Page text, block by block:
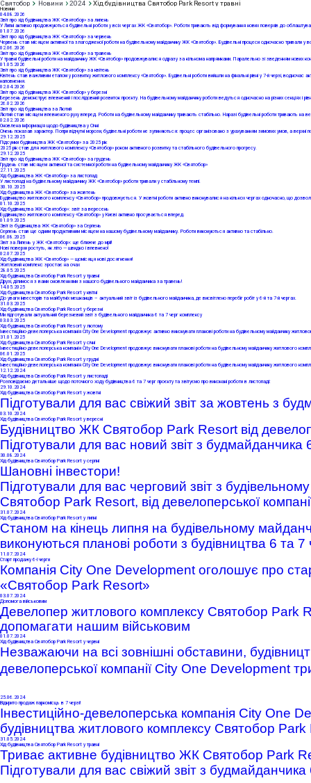
Святобор Новини 2024 Хід будівництва Святобор Park Resort у травні
Новини
04.08.2026
Звіт про хід будівництва ЖК «Святобор» за липень
У Липні активно продовжуються будівельні роботи у всіх чергах ЖК «Святобор». Роботи тривають від формування нових поверхів до
01 .07.2026
Звіт про хід будівництва ЖК «Святобор» за червень
Червень став місяцем активної та злагодженої роботи на будівельному майданчику ЖК «Святобор». Будівельні процеси одночасно тривали у
02.06.2026
Звіт про хід будівництва ЖК «Святобор» за травень
У травні будівельні роботи на майданчику ЖК «Святобор» продовжувалися одразу за кількома напрямками. Паралельно зі зведенням нових
01 .05.2026
Звіт про хід будівництва ЖК «Святобор» за квітень
Квітень став важливим етапом у розвитку житлового комплексу «Святобор». Будівельні роботи вийшли на фінальні рівні у 7-й черзі,
наповнення.
02.04.2026
Звіт про хід будівництва ЖК «Святобор» у березні
Березень демонструє впевнений і послідовний розвиток проєкту. На будівельному майданчику роботи ведуться одночасно на різних секціях і
26.02.2026
Звіт про хід будівництва за Лютий
Лютий став місяцем впевненого руху вперед. Роботи на будівельному майданчику тривають стабільно. Наразі будівельні роботи тривають на
02.02.2026
Оновлена інформація щодо будівництва у Січні
Січень показав характер. Попри відчутні морози, будівельні роботи не зупиняються: процес організовано з урахуванням зимових умов, а
29.12.2025
Підсумки будівництва ЖК «Святобор» за 2025 рік
2025 рік став для житлового комплексу «Святобор» роком активного розвитку та стабільного будівельного прогресу.
29.12.2025
Звіт про хід будівництва ЖК «Святобор» за грудень
Грудень став місяцем активної та системної роботи на будівельному майданчику ЖК «Святобор»
27.11.2025
Хід будівництва ЖК «Святобор» за листопад
У листопаді на будівельному майданчику ЖК «Святобор» роботи тривали у стабільному темпі.
30.10.2025
Хід будівництва ЖК «Святобор» за жовтень
Будівництво житлового комплексу «Святобор» продовжується. У жовтні роботи активно виконувалися на кількох чергах одночасно, що
01 .10.2025
Хід будівництва ЖК «Святобор»: звіт за вересень
Будівництво житлового комплексу «Святобор» у Києві активно просувається вперед.
01 .09.2025
Звіт із будівництва ЖК «Святобор» за Серпень
Серпень став ще одним продуктивним місяцем на нашому будівельному майданчику. Роботи виконуються активно та стабільно.
06.08.2025
Звіт за Липень у ЖК «Святобор»: ще ближче до мрії!
Нові поверхи ростуть, як літо — швидко і впевнено!
02.07.2025
Хід будівництва ЖК «Святобор» — щомісяця нові досягнення!
Житловий комплекс зростає на очах
28.05.2025
Хід будівництва Святобор Park Resort у травні
Друзі, ділимося з вами оновленнями з нашого будівельного майданчика за травень!
14.05.2025
Хід будівництва Святобор Park Resort у квітні
До уваги інвесторів та майбутніх мешканців – актуальний звіт із будівельного майданчика, де висвітлено перебіг робіт у 6-й та 7-й чергах.
31 .03.2025
Хід будівництва Святобор Park Resort у березні
Ми підготували актуальний березневий звіт з будівельного майданчика 6 та 7 черг комплексу
03.03.2025
Хід будівництва Святобор Park Resort у лютому
Інвестиційно-девелоперська компанія City One Development продовжує активно виконувати планові роботи на будівельному майданчику
31 .01.2025
Хід будівництва Святобор Park Resort у січні
Інвестиційно-девелоперська компанія City One Development продовжує виконувати планові роботи на будівельному майданчику житлового
06.01.2025
Хід будівництва Святобор Park Resort у грудні
Інвестиційно-девелоперська компанія City One Development продовжує виконувати планові роботи на будівельному майданчику житлового
12.12.2024
Хід будівництва Святобор Park Resort у листопаді
Розповідаємо детальніше щодо поточного ходу будівництва 6 та 7 черг проєкту та звітуємо про виконані роботи в листопаді:
29.10.2024
Хід будівництва Святобор Park Resort у жовтні
Підготували для вас свіжий звіт за жовтень з
03.10.2024
Хід будівництва Святобор Park Resort у вересні
Будівництво ЖК Святобор Park Resort від
Підготували для вас новий звіт з будмайданчика
30.08.2024
Хід будівництва Святобор Park Resort у серпні
Шановні інвестори!
Підготували для вас черговий звіт з
Святобор Park Resort, від девелоперської
31 .07.2024
Хід будівництва Святобор Park Resort у липні
Станом на кінець липня на будівельному
виконуються планові роботи з будівництва 6 та 7
11 .07.2024
Старт продажу 6-ї черги
Компанія City One Development оголошує про
«Святобор Park Resort»
03.07.2024
Допомога військовим
Девелопер житлового комплексу Святобор Park
допомагати нашим військовим
01 .07.2024
Хід будівництва Святобор Park Resort у червні
Незважаючи на всі зовнішні обставини,
девелоперської компанії City One Development
25.06.2024
Відкрито продаж паркомісць в 7 черзі!
Інвестиційно-девелоперська компанія City One
будівництва житлового комплексу Святобор Park
31 .05.2024
Хід будівництва Святобор Park Resort у травні
Триває активне будівництво ЖК Святобор Park
Підготували для вас свіжий звіт з